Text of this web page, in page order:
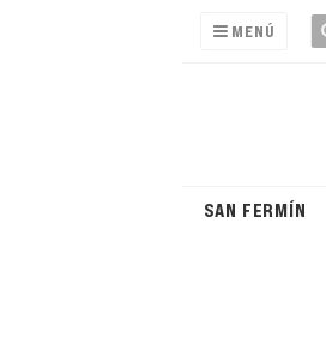
MENÚ
SAN FERMÍN